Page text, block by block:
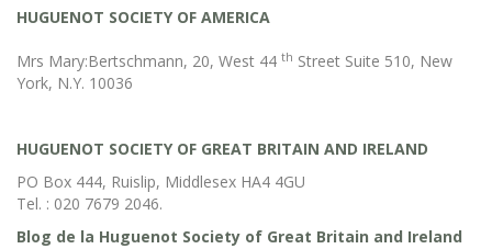
HUGUENOT SOCIETY OF AMERICA
Mrs Mary:Bertschmann, 20, West 44 th Street Suite 510, New
York, N.Y. 10036
HUGUENOT SOCIETY OF GREAT BRITAIN AND IRELAND
PO Box 444, Ruislip, Middlesex HA4 4GU
Tel. : 020 7679 2046.
Blog de la Huguenot Society of Great Britain and Ireland